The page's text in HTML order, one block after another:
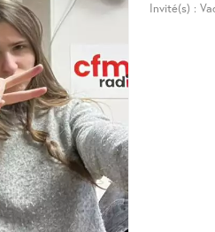
Invité(s) :